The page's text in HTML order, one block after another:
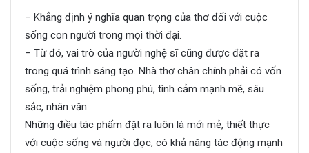
– Khẳng định ý nghĩa quan trọng của thơ đối với cuộc
sống con người trong mọi thời đại.
– Từ đó, vai trò của người nghệ sĩ cũng được đặt ra
trong quá trình sáng tạo. Nhà thơ chân chính phải có vốn
sống, trải nghiệm phong phú, tình cảm mạnh mẽ, sâu
sắc, nhân văn.
Những điều tác phẩm đặt ra luôn là mới mẻ, thiết thực
với cuộc sống và người đọc, có khả năng tác động mạnh